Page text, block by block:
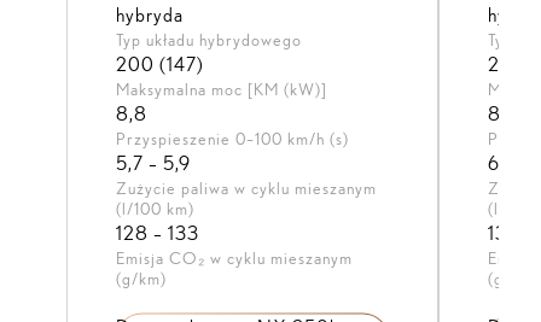
Typ układu hybrydowego
hybryda
Maksymalna moc [KM (kW)]
200 (147)
Przyspieszenie 0–100 km/h (s)
8,8
Zużycie paliwa w cyklu mieszanym
(l/100 km)
5,7 – 5,9
Emisja CO₂ w cyklu mieszanym
(g/km)
128 – 133
Typ
200
8,1
(l/100
6,0 –
(g/km)
134 –